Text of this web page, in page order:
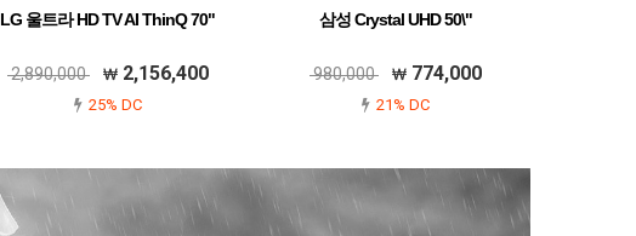
LG 울트라 HD TV AI ThinQ 70"
2,890,000 2,156,400
25% DC
삼성 Crystal UHD 50\"
980,000 774,000
21% DC